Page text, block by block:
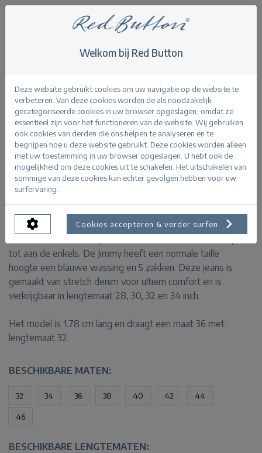
> Jimmy midstone used
Terug
Jimmy midstone used
PRODUCTINFORMATIE
De Jimmy is onderdeel van de Never out of stock
tot aan de enkels. De Jimmy heeft een normale taille
hoogte een blauwe wassing en 5 zakken. Deze jeans is
gemaakt van stretch denim voor ultiem comfort en is
verkrijgbaar in lengtemaat 28, 30, 32 en 34 inch.
Het model is 1.78 cm lang en draagt een maat 36 met
lengtemaat 32.
BESCHIKBARE MATEN:
32 34 36 38 40 42 44
46
BESCHIKBARE LENGTEMATEN:
Welkom bij Red Button
Deze website gebruikt cookies om uw navigatie op de website te
verbeteren. Van deze cookies worden de als noodzakelijk
gecategoriseerde cookies in uw browser opgeslagen, omdat ze
essentieel zijn voor het functioneren van de website. Wij gebruiken
ook cookies van derden die ons helpen te analyseren en te
begrijpen hoe u deze website gebruikt. Deze cookies worden alleen
met uw toestemming in uw browser opgeslagen. U hebt ook de
mogelijkheid om deze cookies uit te schakelen. Het uitschakelen van
sommige van deze cookies kan echter gevolgen hebben voor uw
surfervaring.
Cookies accepteren & verder surfen